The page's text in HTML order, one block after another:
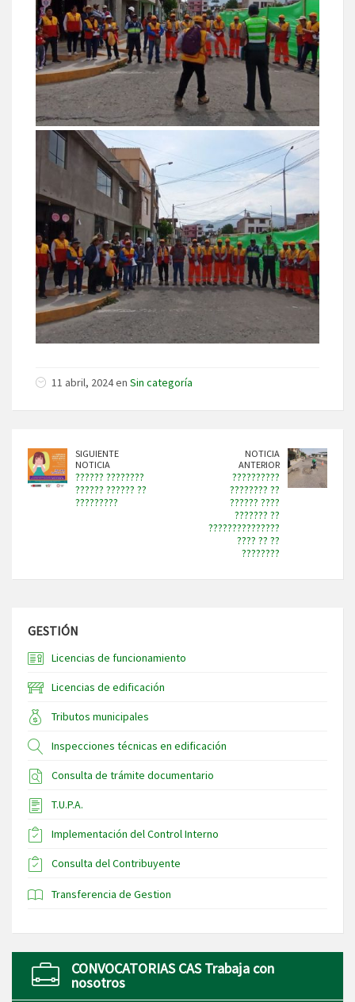
11 abril, 2024 en Sin categoría
SIGUIENTE
NOTICIA
?????? ????????
?????? ?????? ??
?????????
NOTICIA
ANTERIOR
??????????
???????? ??
?????? ????
??????? ??
???????????????
???? ?? ??
????????
GESTIÓN
Licencias de funcionamiento
Licencias de edificación
Tributos municipales
Inspecciones técnicas en edificación
Consulta de trámite documentario
T.U.P.A.
Implementación del Control Interno
Consulta del Contribuyente
Transferencia de Gestion
CONVOCATORIAS CAS Trabaja con
nosotros